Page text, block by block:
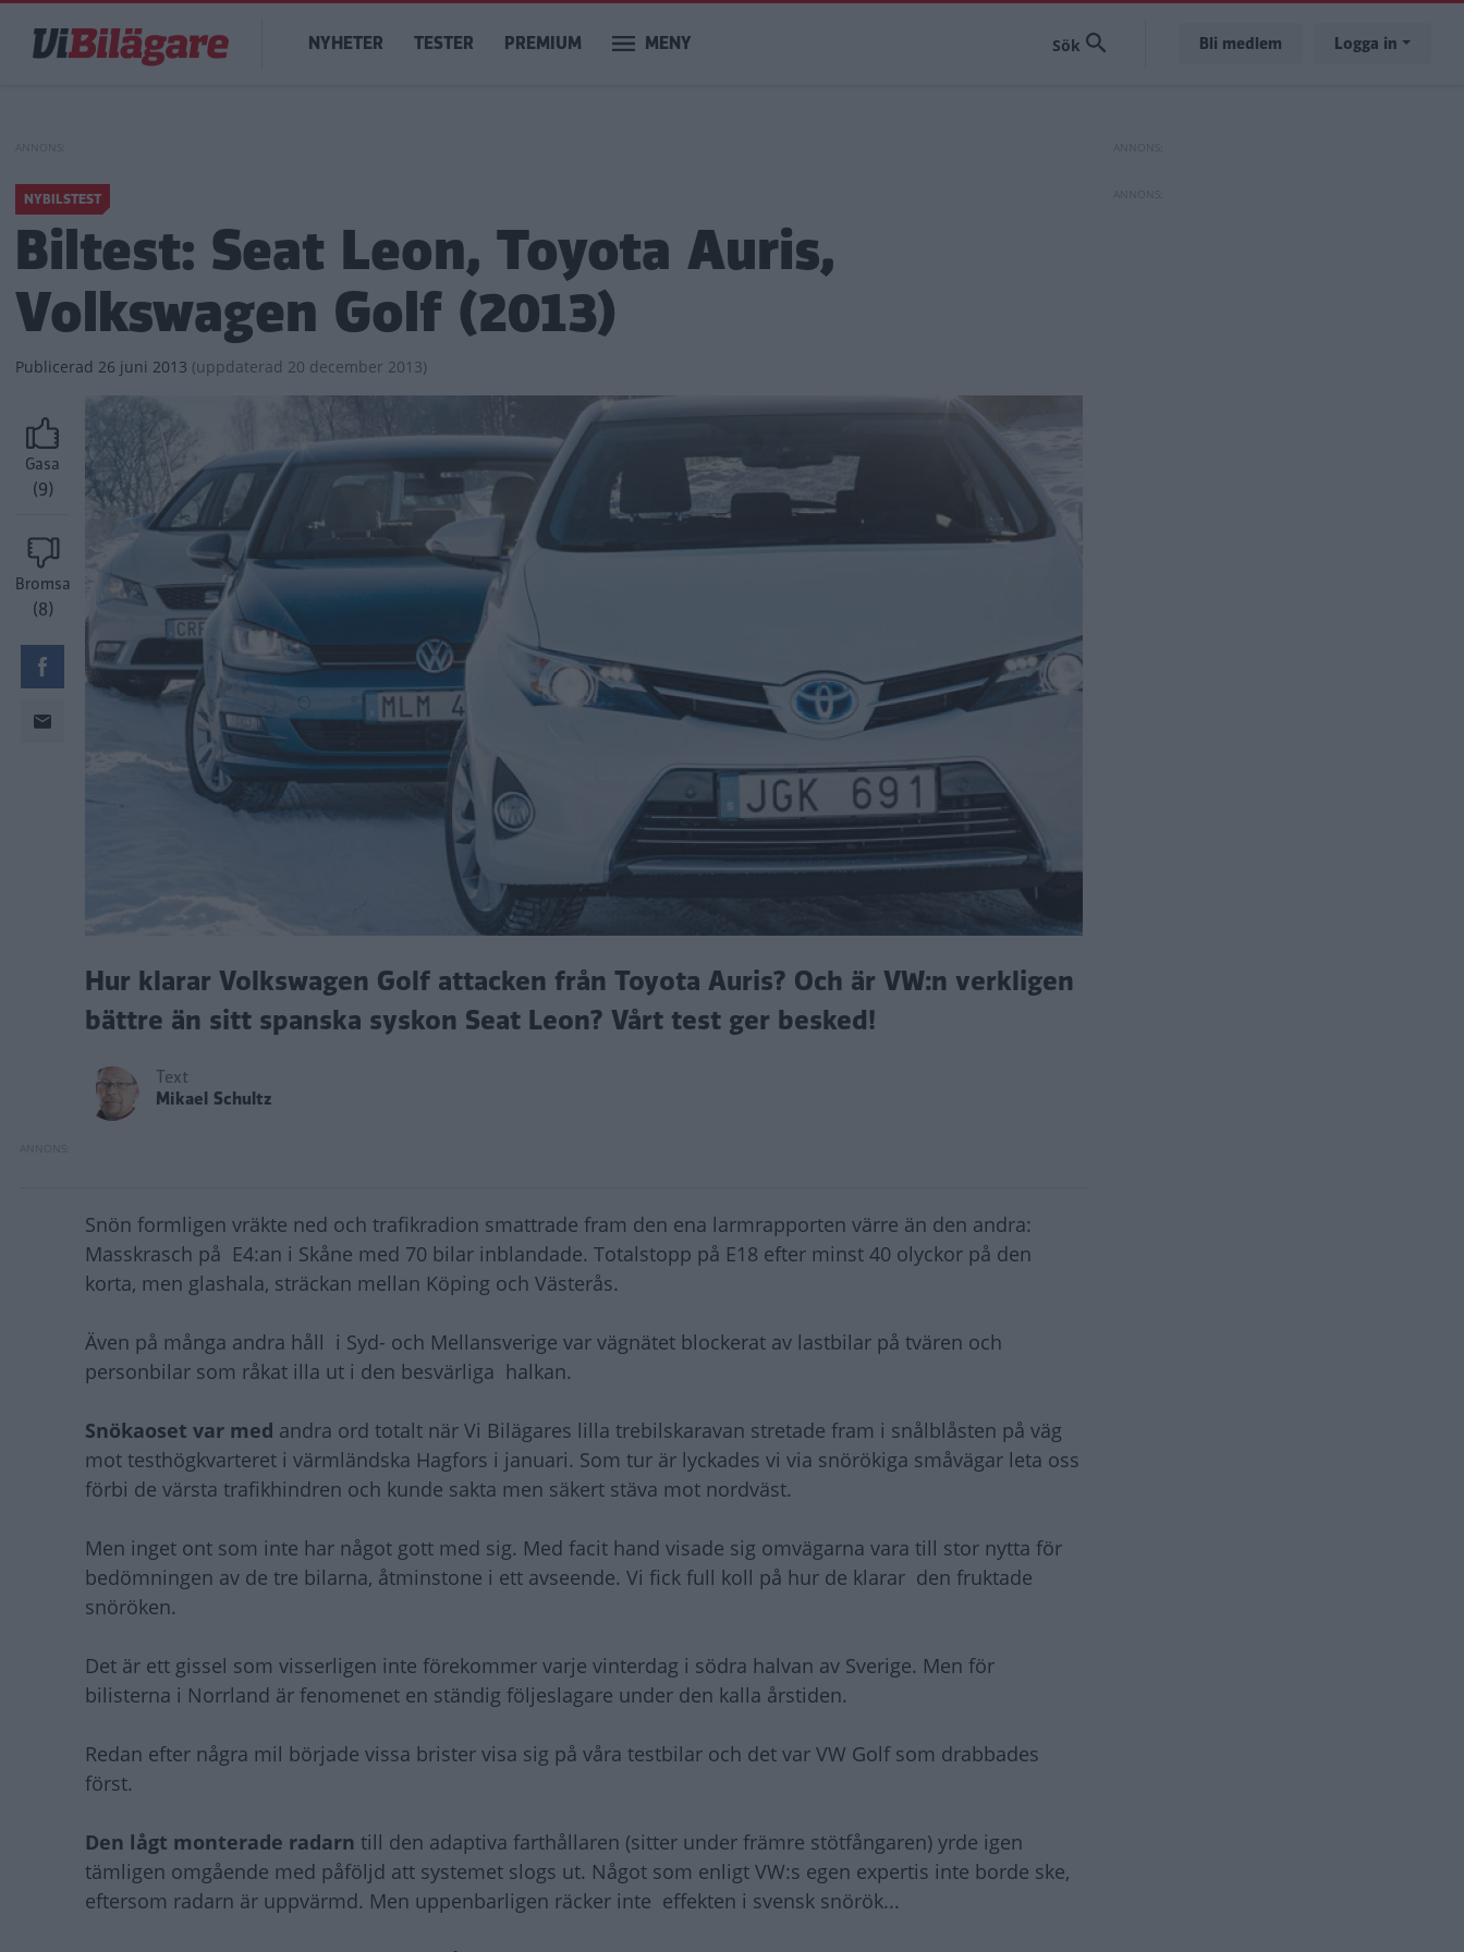
huvudinnehåll
Main
navigation
NYHETER TESTER PREMIUM MENY Bli medlem Logga in
NYBILSTEST
Biltest: Seat Leon, Toyota Auris,
Volkswagen Golf (2013)
Publicerad 26 juni 2013 (uppdaterad 20 december 2013)
Gasa
(9)
Bromsa
(8)
Hur klarar Volkswagen Golf attacken från Toyota Auris? Och är VW:n verkligen
bättre än sitt spanska syskon Seat Leon? Vårt test ger besked!
Text
Mikael Schultz
Snön formligen vräkte ned och trafikradion smattrade fram den ena larmrapporten värre än den andra:
Masskrasch på E4:an i Skåne med 70 bilar inblandade. Totalstopp på E18 efter minst 40 olyckor på den
korta, men glashala, sträckan mellan Köping och Västerås.
Även på många andra håll i Syd- och Mellansverige var vägnätet blockerat av lastbilar på tvären och
personbilar som råkat illa ut i den besvärliga halkan.
Snökaoset var med andra ord totalt när Vi Bilägares lilla trebilskaravan stretade fram i snålblåsten på väg
mot testhögkvarteret i värmländska Hagfors i januari. Som tur är lyckades vi via snörökiga småvägar leta oss
förbi de värsta trafikhindren och kunde sakta men säkert stäva mot nordväst.
Men inget ont som inte har något gott med sig. Med facit hand visade sig omvägarna vara till stor nytta för
bedömningen av de tre bilarna, åtminstone i ett avseende. Vi fick full koll på hur de klarar den fruktade
snöröken.
Det är ett gissel som visserligen inte förekommer varje vinterdag i södra halvan av Sverige. Men för
bilisterna i Norrland är fenomenet en ständig följeslagare under den kalla årstiden.
Redan efter några mil började vissa brister visa sig på våra testbilar och det var VW Golf som drabbades
först.
Den lågt monterade radarn till den adaptiva farthållaren (sitter under främre stötfångaren) yrde igen
tämligen omgående med påföljd att systemet slogs ut. Något som enligt VW:s egen expertis inte borde ske,
eftersom radarn är uppvärmd. Men uppenbarligen räcker inte effekten i svensk snörök...